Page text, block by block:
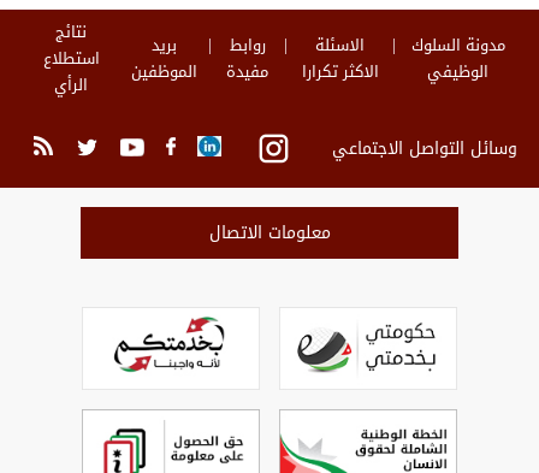
مدونة السلوك
الوظيفي
الاسئلة
الاكثر تكرارا
روابط
مفيدة
بريد
الموظفين
نتائج
استطلاع
الرأي
وسائل التواصل الاجتماعي
معلومات الاتصال